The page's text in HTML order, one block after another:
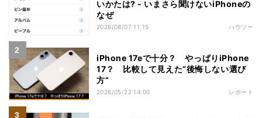
いかたは? - いまさら聞けないiPhoneの
なぜ
2026/08/07 11:15 ハウツー
iPhone 17eで十分？ やっぱりiPhone
17？ 比較して見えた“後悔しない選び
方”
2026/05/22 14:00 レポート